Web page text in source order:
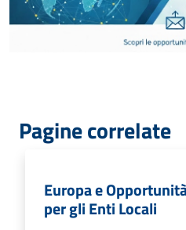
Pagine correlate
Europa e
per gli Enti Locali